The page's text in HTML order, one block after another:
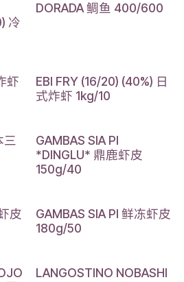
冷
DORADA 鲷鱼 400/600
虾
EBI FRY (16/20) (40%) 日
式炸虾 1kg/10
三
GAMBAS SIA PI
*DINGLU* 鼎鹿虾皮
150g/40
皮
GAMBAS SIA PI 鲜冻虾皮
180g/50
LANGOSTINO NOBASHI